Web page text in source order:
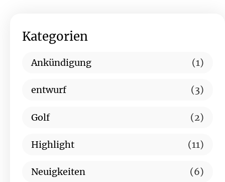
Kategorien
Ankündigung (1)
entwurf (3)
Golf (2)
Highlight (11)
Neuigkeiten (6)